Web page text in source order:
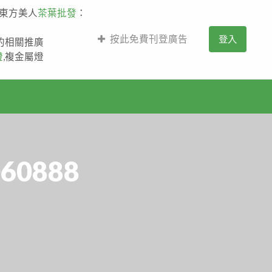
方美人 茶葉批發 ：
相關推廣
,複金屬燈
按此免費刊登廣告 登入